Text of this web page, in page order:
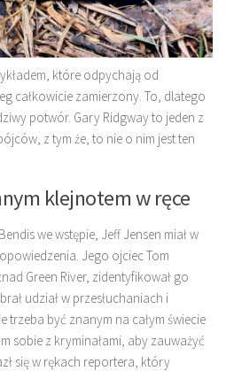
które odpychają od
całkowicie zamierzony. To, dlatego
potwór. Gary Ridgway to jeden z
z tym że, to nie o nim jest ten
klejnotem w ręce
we wstępie, Jeff Jensen miał w
Jego ojciec Tom
Green River, zidentyfikował go
udział w przesłuchaniach i
trzeba być znanym na całym świecie
sobie z kryminałami, aby zauważyć
się w rękach reportera, który